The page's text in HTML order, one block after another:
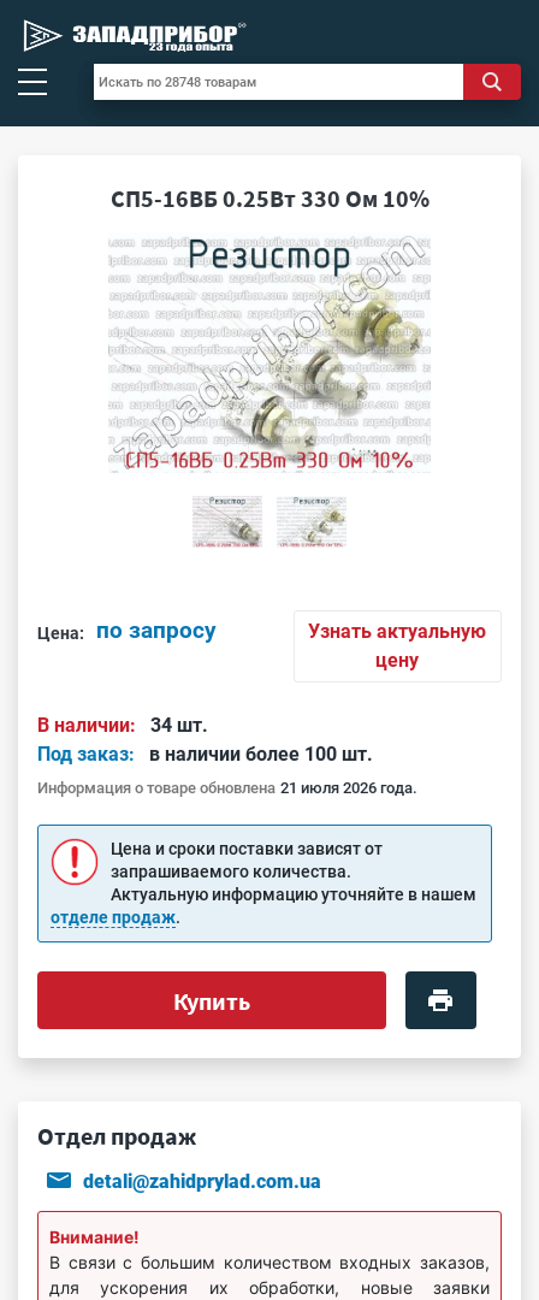
СП5-16ВБ 0.25Вт 330 Ом 10%
Цена: по запросу
Узнать актуальную
цену
В наличии:
34 шт.
Под заказ:
в наличии более 100 шт.
Информация о товаре обновлена 21 июля 2026 года.
Цена и сроки поставки зависят от
запрашиваемого количества.
Актуальную информацию уточняйте в нашем
отделе продаж.
Купить
Отдел продаж
detali@zahidprylad.com.ua
Внимание!
В связи с большим количеством входных заказов,
для ускорения их обработки, новые заявки